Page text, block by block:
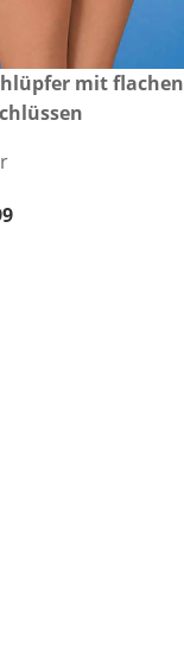
mit flachen